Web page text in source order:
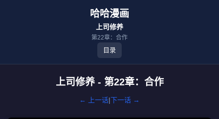
哈哈漫画
上司修养
第22章：合作
目录
上司修养 - 第22章：合作
← 上一话|下一话 →